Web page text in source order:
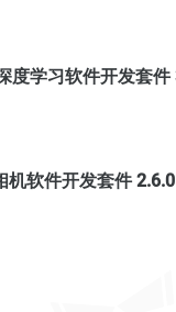
度学习软件开发套件
机软件开发套件 2.6.0